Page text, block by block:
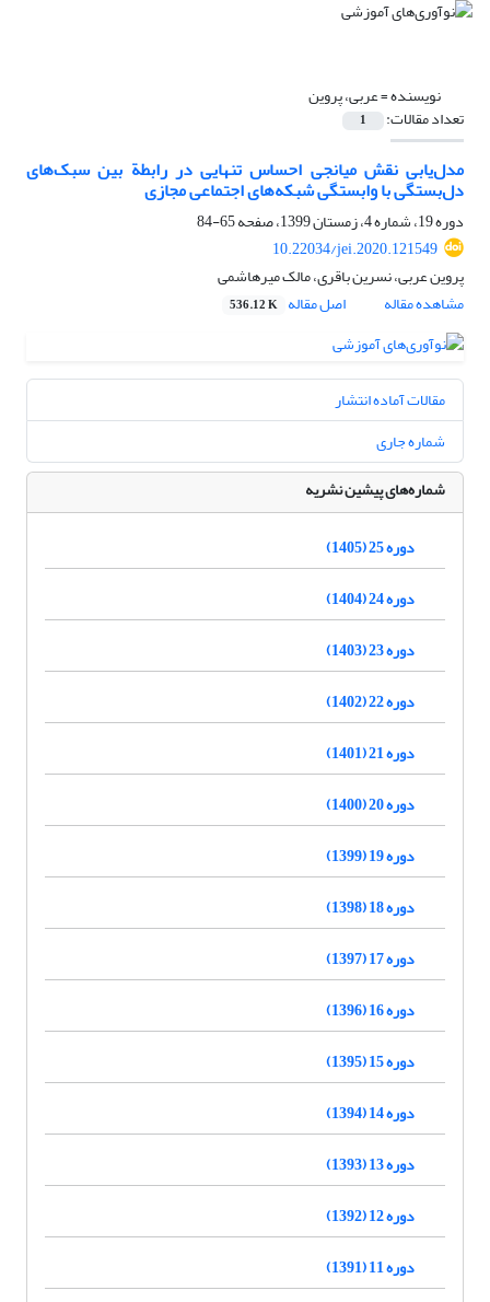
نویسنده =عربی، پروین
تعداد مقالات: 1
مدل‌یابی نقش میانجی احساس تنهایی در رابطة بین سبک‌های
دل‌بستگی با وابستگی شبکه‏‌های اجتماعی مجازی
دوره 19، شماره 4، زمستان 1399، صفحه
65-84
10.22034/jei.2020.121549
پروین عربی، نسرین باقری، مالک میرهاشمی
مشاهده مقاله
اصل مقاله 536.12 K
مقالات آماده انتشار
شماره جاری
شماره‌های پیشین نشریه
دوره 25 (1405)
دوره 24 (1404)
دوره 23 (1403)
دوره 22 (1402)
دوره 21 (1401)
دوره 20 (1400)
دوره 19 (1399)
دوره 18 (1398)
دوره 17 (1397)
دوره 16 (1396)
دوره 15 (1395)
دوره 14 (1394)
دوره 13 (1393)
دوره 12 (1392)
دوره 11 (1391)